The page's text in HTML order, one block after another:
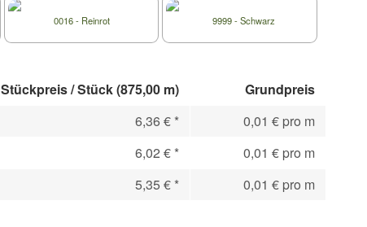
0016 - Reinrot 9999 - Schwarz
Stückpreis / Stück (875,00 m)
Grundpreis
6,36 € *
0,01 € pro m
6,02 € *
0,01 € pro m
5,35 € * 0,01 € pro m